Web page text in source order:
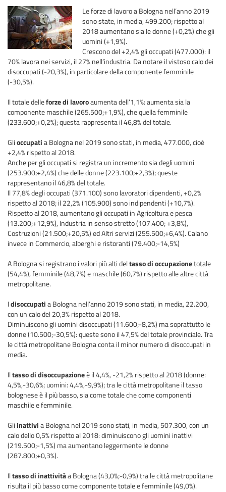
Le forze di lavoro a Bologna nell’anno 2019
sono state, in media, 499.200; rispetto al
2018 aumentano sia le donne (+0,2%) che gli
uomini (+1,9%).
Crescono del +2,4% gli occupati (477.000): il
70% lavora nei servizi, il 27% nell’industria. Da notare il vistoso calo dei
disoccupati (-20,3%), in particolare della componente femminile
(-30,5%).
Il totale delleforze di lavoroaumenta dell’1,1%: aumenta sia la
componente maschile (265.500;+1,9%), che quella femminile
(233.600;+0,2%); questa rappresenta il 46,8% del totale.
Glioccupatia Bologna nel 2019 sono stati, in media, 477.000, cioè
+2,4% rispetto al 2018.
Anche per gli occupati si registra un incremento sia degli uomini
(253.900;+2,4%) che delle donne (223.100;+2,3%); queste
rappresentano il 46,8% del totale.
Il 77,8% degli occupati (371.100) sono lavoratori dipendenti, +0,2%
rispetto al 2018; il 22,2% (105.900) sono indipendenti (+10,7%).
Rispetto al 2018, aumentano gli occupati in Agricoltura e pesca
(13.200;+12,9%), Industria in senso stretto (107.400; +3,8%),
Costruzioni (21.500;+20,5%) ed Altri servizi (255.500;+6,4%). Calano
invece in Commercio, alberghi e ristoranti (79.400;-14,5%)
A Bologna si registrano i valori più alti deltasso di occupazionetotale
(54,4%), femminile (48,7%) e maschile (60,7%) rispetto alle altre città
metropolitane.
Idisoccupatia Bologna nell’anno 2019 sono stati, in media, 22.200,
con un calo del 20,3% rispetto al 2018.
Diminuiscono gli uomini disoccupati (11.600;-8,2%) ma soprattutto le
donne (10.500;-30,5%): queste sono il 47,5% del totale provinciale. Tra
le città metropolitane Bologna conta il minor numero di disoccupati in
media.
Iltasso di disoccupazioneè il 4,4%, -21,2% rispetto al 2018 (donne:
4,5%,-30,6%; uomini: 4,4%,-9,9%); tra le città metropolitane il tasso
bolognese è il più basso, sia come totale che come componenti
maschile e femminile.
Gliinattivia Bologna nel 2019 sono stati, in media, 507.300, con un
calo dello 0,5% rispetto al 2018: diminuiscono gli uomini inattivi
(219.500;-1,5%) ma aumentano leggermente le donne
(287.800;+0,3%).
Iltasso di inattivitàa Bologna (43,0%;-0,9%) tra le città metropolitane
risulta il più basso come componente totale e femminile (49,0%).